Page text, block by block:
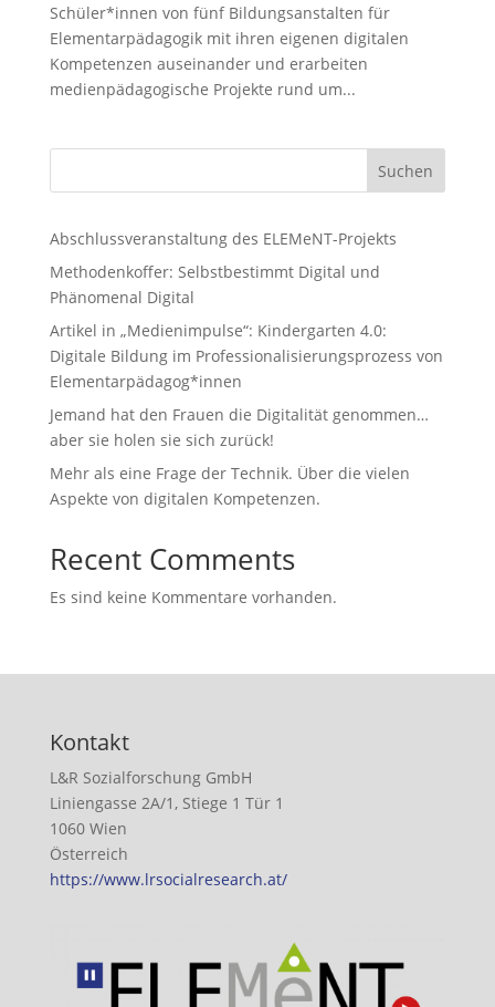
Schüler*innen von fünf Bildungsanstalten für
Elementarpädagogik mit ihren eigenen digitalen
Kompetenzen auseinander und erarbeiten
medienpädagogische Projekte rund um...
Suchen
Abschlussveranstaltung des ELEMeNT-Projekts
Methodenkoffer: Selbstbestimmt Digital und
Phänomenal Digital
Artikel in „Medienimpulse“: Kindergarten 4.0:
Digitale Bildung im Professionalisierungsprozess von
Elementarpädagog*innen
Jemand hat den Frauen die Digitalität genommen…
aber sie holen sie sich zurück!
Mehr als eine Frage der Technik. Über die vielen
Aspekte von digitalen Kompetenzen.
Recent Comments
Es sind keine Kommentare vorhanden.
Kontakt
L&R Sozialforschung GmbH
Liniengasse 2A/1, Stiege 1 Tür 1
1060 Wien
Österreich
https://www.lrsocialresearch.at/